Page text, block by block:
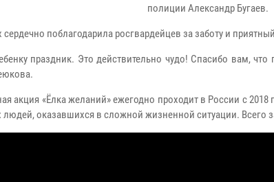
полиции Александр Бугаев.
поблагодарила росгвардейцев за заботу и
праздник. Это действительно чудо! Спасибо вам,
акция «Ёлка желаний» ежегодно проходит в России с
оказавшихся в сложной жизненной ситуации. Всего